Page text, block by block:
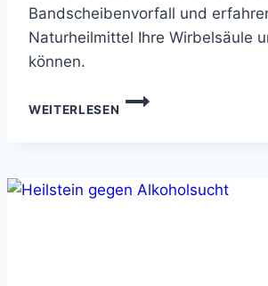
Bandscheibenvorfall und
Naturheilmittel Ihre Wirbelsäule
können.
WEITERLESEN
HEILSTEIN